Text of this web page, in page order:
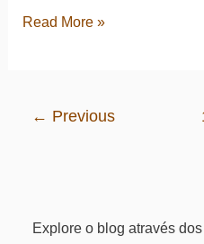
Apresentação
Read More »
← Previous
Explore o blog através